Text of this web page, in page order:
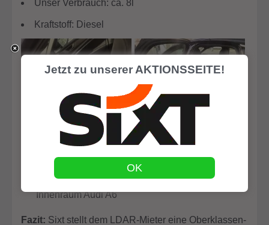
Unser Verbrauch: ca. 8l
Kraftstoff: Diesel
Innenraum Audi A6
Rücksitze Audi A6
Fazit: Sixt stellt dem LDAR-Mieter eine Oberklassen-
Jetzt zu unserer AKTIONSSEITE!
OK